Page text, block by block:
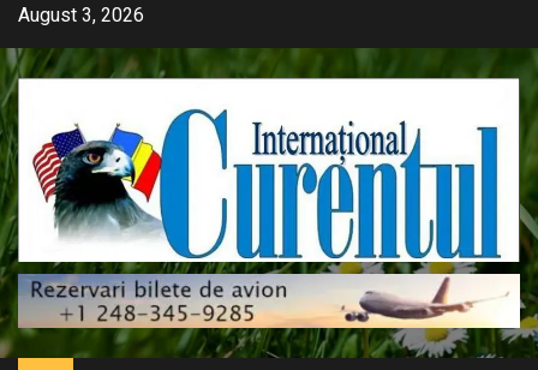
Skip
content
August 3, 2026